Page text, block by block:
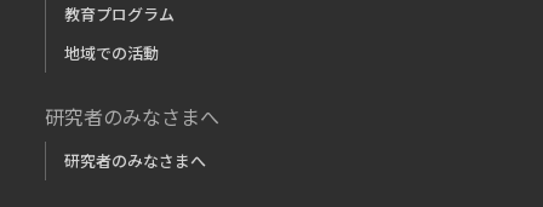
教育プログラム
地域での活動
研究者のみなさまへ
研究者のみなさまへ